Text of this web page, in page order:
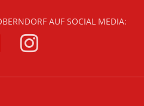
AUF SOCIAL MEDIA: